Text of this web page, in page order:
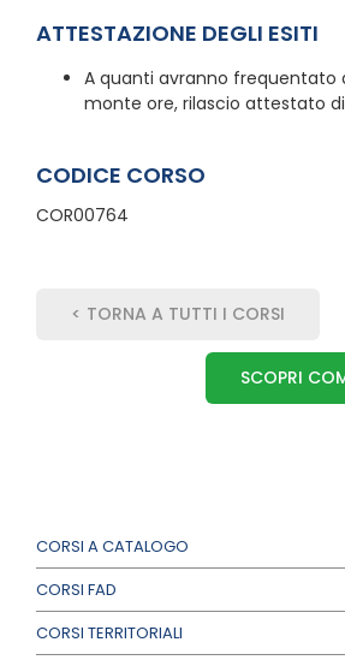
CORSI A CATALOGO
CORSI FAD
CORSI TERRITORIALI
ATTESTAZIONE DEGLI ESITI
A quanti avranno frequentato
monte ore, rilascio attestato
CODICE CORSO
COR00764
< TORNA A TUTTI I CORSI
SCOPRI